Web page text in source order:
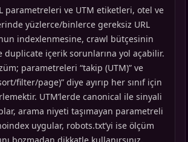
parametreleri ve UTM etiketleri, otel ve
yüzlerce/binlerce gereksiz URL
indexlenmesine, crawl bütçesinin
duplicate içerik sorunlarına yol açabilir.
parametreleri “takip (UTM)” ve
filter/page)” diye ayırıp her sınıf için
UTM’lerde canonical ile sinyali
arama niyeti taşımayan parametreli
uygular, robots.txt’yi ise ölçüm